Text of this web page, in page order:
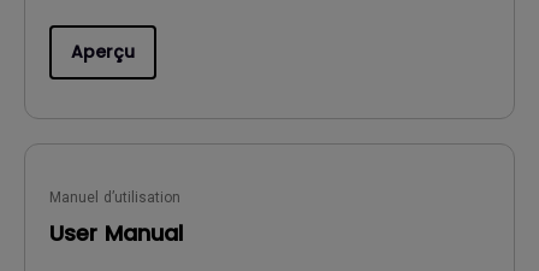
Aperçu
Manuel d’utilisation
User Manual